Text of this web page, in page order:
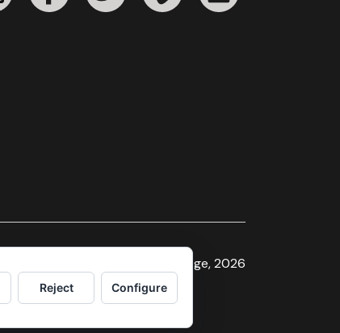
Sindicat de la Imatge, 2026
Reject Configure